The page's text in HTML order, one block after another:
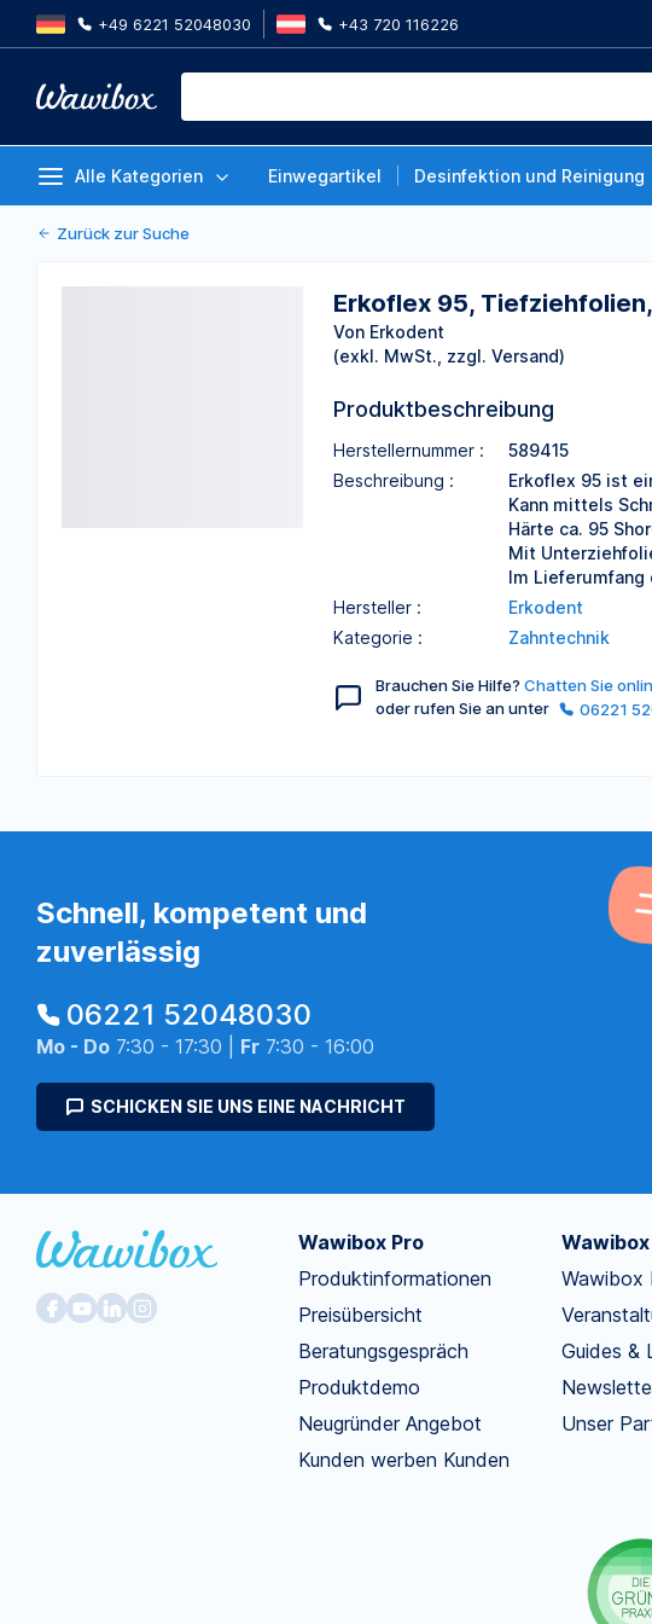
+49 6221 52048030 +43 720 116226
Alle Kategorien Einwegartikel Desinfektion und Reinigung
Erkoflex 95, Tiefziehfolien, 1,5 x 120
Zurück zur Suche
Erkoflex 95,
Von Erkodent
(exkl. MwSt., zzgl. Versand)
Produktbeschreibung
Herstellernummer :
589415
Beschreibung :
Erkoflex 95 ist
Kann mittels
Härte ca. 95
Mit
Im Lieferumfang
Hersteller :
Erkodent
Kategorie :
Zahntechnik
Brauchen Sie Hilfe? Chatten Sie
oder rufen Sie an unter
06221
Schnell, kompetent und
zuverlässig
06221 52048030
Mo - Do 7:30 - 17:30 | Fr 7:30 - 16:00
SCHICKEN SIE UNS EINE NACHRICHT
Wawibox Pro
Produktinformationen
Preisübersicht
Beratungsgespräch
Produktdemo
Neugründer Angebot
Kunden werben Kunden
Wawibox
Guides &
Unser